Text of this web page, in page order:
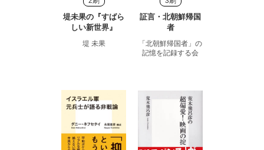
堤未果の『すばら
しい新世界』
堤 未果
証言・北朝鮮帰国
者
「北朝鮮帰国者」の
記憶を記録する会